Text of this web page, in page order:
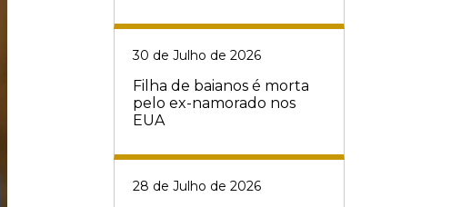
30 de Julho de 2026
Filha de baianos é morta
pelo ex-namorado nos
EUA
28 de Julho de 2026